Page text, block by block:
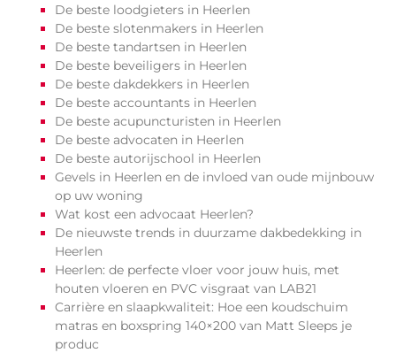
De beste loodgieters in Heerlen
De beste slotenmakers in Heerlen
De beste tandartsen in Heerlen
De beste beveiligers in Heerlen
De beste dakdekkers in Heerlen
De beste accountants in Heerlen
De beste acupuncturisten in Heerlen
De beste advocaten in Heerlen
De beste autorijschool in Heerlen
Gevels in Heerlen en de invloed van oude mijnbouw
op uw woning
Wat kost een advocaat Heerlen?
De nieuwste trends in duurzame dakbedekking in
Heerlen
Heerlen: de perfecte vloer voor jouw huis, met
houten vloeren en PVC visgraat van LAB21
Carrière en slaapkwaliteit: Hoe een koudschuim
matras en boxspring 140×200 van Matt Sleeps je
produc